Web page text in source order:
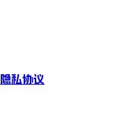
隐私协议